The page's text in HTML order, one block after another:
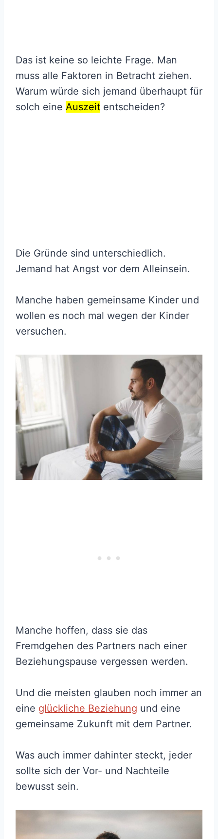
Das ist keine so leichte Frage. Man
muss alle Faktoren in Betracht ziehen.
Warum würde sich jemand überhaupt für
solch eine Auszeit entscheiden?
Die Gründe sind unterschiedlich.
Jemand hat Angst vor dem Alleinsein.
Manche haben gemeinsame Kinder und
wollen es noch mal wegen der Kinder
versuchen.
Manche hoffen, dass sie das
Fremdgehen des Partners nach einer
Beziehungspause vergessen werden.
Und die meisten glauben noch immer an
eine glückliche Beziehung und eine
gemeinsame Zukunft mit dem Partner.
Was auch immer dahinter steckt, jeder
sollte sich der Vor- und Nachteile
bewusst sein.